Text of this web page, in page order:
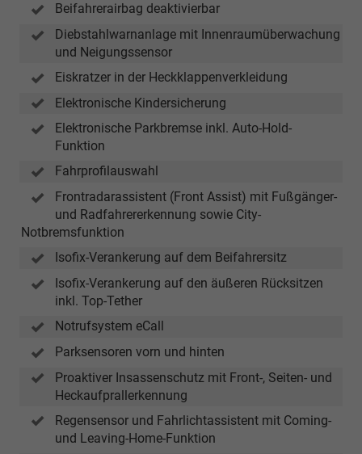
Beifahrerairbag deaktivierbar
Diebstahlwarnanlage mit Innenraumüberwachung
und Neigungssensor
Eiskratzer in der Heckklappenverkleidung
Elektronische Kindersicherung
Elektronische Parkbremse inkl. Auto-Hold-
Funktion
Fahrprofilauswahl
Frontradarassistent (Front Assist) mit Fußgänger-
und Radfahrererkennung sowie City-
Notbremsfunktion
Isofix-Verankerung auf dem Beifahrersitz
Isofix-Verankerung auf den äußeren Rücksitzen
inkl. Top-Tether
Notrufsystem eCall
Parksensoren vorn und hinten
Proaktiver Insassenschutz mit Front-, Seiten- und
Heckaufprallerkennung
Regensensor und Fahrlichtassistent mit Coming-
und Leaving-Home-Funktion